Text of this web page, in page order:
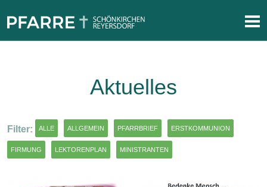
Aktuelles
Filter: ALLE ALLGEMEIN PFARRBRIEF ERSTKOMMUNION
FIRMUNG LEKTORENPLAN MINISTRANTEN